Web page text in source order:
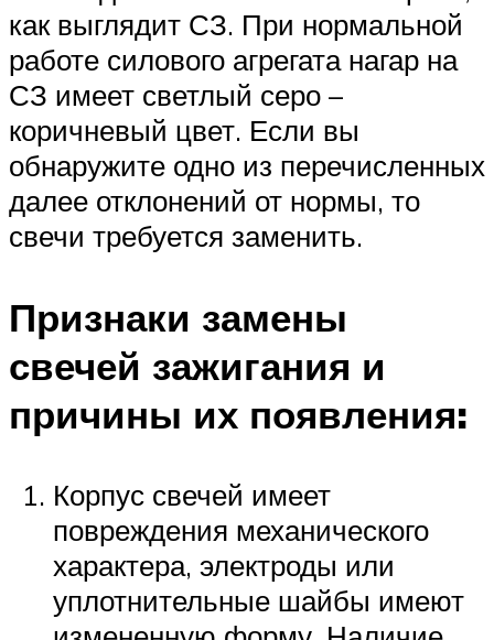
как выглядит СЗ. При нормальной
работе силового агрегата нагар на
СЗ имеет светлый серо –
коричневый цвет. Если вы
обнаружите одно из перечисленных
далее отклонений от нормы, то
свечи требуется заменить.
Признаки замены
свечей зажигания и
причины их появления:
Корпус свечей имеет
повреждения механического
характера, электроды или
уплотнительные шайбы имеют